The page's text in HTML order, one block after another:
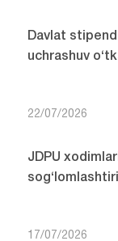
Davlat
uchrashuv
22/07/2026
JDPU
17/07/2026